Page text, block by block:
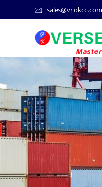
sales@vnokco.com